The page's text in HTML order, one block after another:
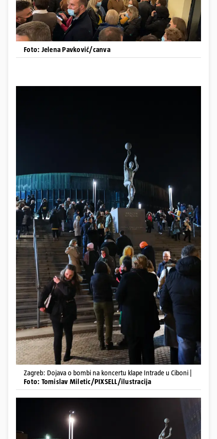
Foto: Jelena Pavković/canva
Zagreb: Dojava o bombi na koncertu klape Intrade u Ciboni |
Foto: Tomislav Miletic/PIXSELL/ilustracija